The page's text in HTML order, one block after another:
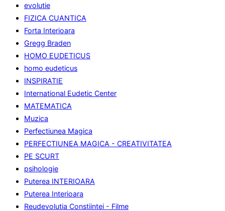
evolutie
FIZICA CUANTICA
Forta Interioara
Gregg Braden
HOMO EUDETICUS
homo eudeticus
INSPIRATIE
International Eudetic Center
MATEMATICA
Muzica
Perfectiunea Magica
PERFECTIUNEA MAGICA - CREATIVITATEA
PE SCURT
psihologie
Puterea INTERIOARA
Puterea Interioara
Reudevolutia Constiintei - Filme